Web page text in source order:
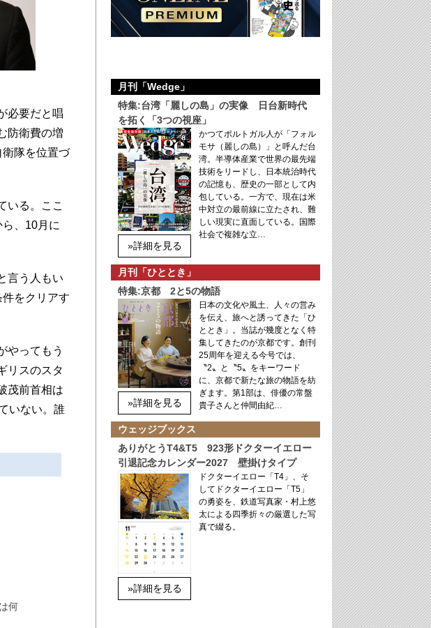
必要だと唱
防衛費の増
隊を位置づ
いる。ここ
、10月に
言う人もい
をクリアす
やってもう
リスのスタ
茂前首相は
いない。誰
何
月刊「Wedge」
特集:台湾「麗しの島」の実像 日台新時代
を拓く「3つの視座」
»詳細を見る
かつてポルトガル人が「フォル
モサ（麗しの島）」と呼んだ台
湾。半導体産業で世界の最先端
技術をリードし、日本統治時代
の記憶も、歴史の一部として内
包している。一方で、現在は米
中対立の最前線に立たされ、難
しい現実に直面している。国際
社会で複雑な立…
月刊「ひととき」
特集:京都 2と5の物語
»詳細を見る
日本の文化や風土、人々の営み
を伝え、旅へと誘ってきた「ひ
ととき」。当誌が幾度となく特
集してきたのが京都です。創刊
25周年を迎える今号では、
〝2〟と〝5〟をキーワード
に、京都で新たな旅の物語を紡
ぎます。第1部は、俳優の常盤
貴子さんと仲間由紀…
ウェッジブックス
ありがとうT4&T5 923形ドクターイエロー
引退記念カレンダー2027 壁掛けタイプ
»詳細を見る
ドクターイエロー「T4」、そ
してドクターイエロー「T5」
の勇姿を、鉄道写真家・村上悠
太による四季折々の厳選した写
真で綴る。